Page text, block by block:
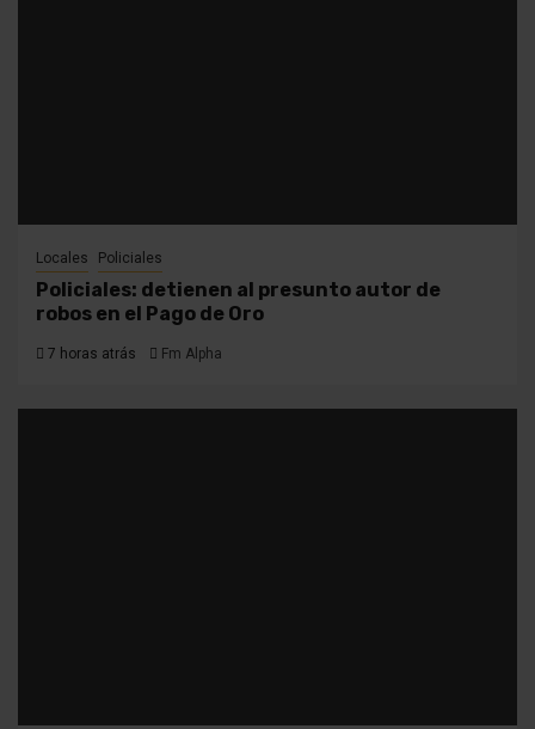
Locales Policiales
Policiales: detienen al presunto autor de
robos en el Pago de Oro
7 horas atrás Fm Alpha